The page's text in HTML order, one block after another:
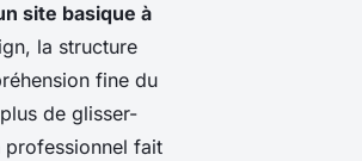
site basique à
la structure
fine du
de glisser-
professionnel fait